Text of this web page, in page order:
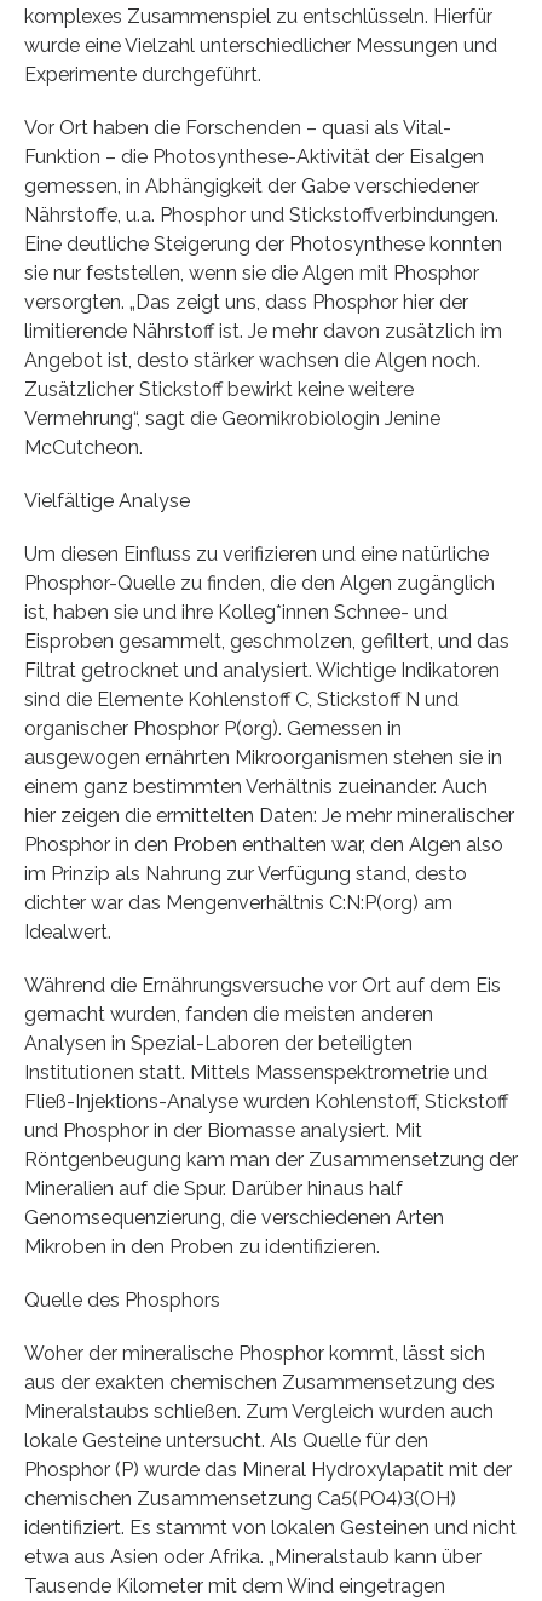
komplexes Zusammenspiel zu entschlüsseln. Hierfür
wurde eine Vielzahl unterschiedlicher Messungen und
Experimente durchgeführt.
Vor Ort haben die Forschenden – quasi als Vital-
Funktion – die Photosynthese-Aktivität der Eisalgen
gemessen, in Abhängigkeit der Gabe verschiedener
Nährstoffe, u.a. Phosphor und Stickstoffverbindungen.
Eine deutliche Steigerung der Photosynthese konnten
sie nur feststellen, wenn sie die Algen mit Phosphor
versorgten. „Das zeigt uns, dass Phosphor hier der
limitierende Nährstoff ist. Je mehr davon zusätzlich im
Angebot ist, desto stärker wachsen die Algen noch.
Zusätzlicher Stickstoff bewirkt keine weitere
Vermehrung“, sagt die Geomikrobiologin Jenine
McCutcheon.
Vielfältige Analyse
Um diesen Einfluss zu verifizieren und eine natürliche
Phosphor-Quelle zu finden, die den Algen zugänglich
ist, haben sie und ihre Kolleg*innen Schnee- und
Eisproben gesammelt, geschmolzen, gefiltert, und das
Filtrat getrocknet und analysiert. Wichtige Indikatoren
sind die Elemente Kohlenstoff C, Stickstoff N und
organischer Phosphor P(org). Gemessen in
ausgewogen ernährten Mikroorganismen stehen sie in
einem ganz bestimmten Verhältnis zueinander. Auch
hier zeigen die ermittelten Daten: Je mehr mineralischer
Phosphor in den Proben enthalten war, den Algen also
im Prinzip als Nahrung zur Verfügung stand, desto
dichter war das Mengenverhältnis C:N:P(org) am
Idealwert.
Während die Ernährungsversuche vor Ort auf dem Eis
gemacht wurden, fanden die meisten anderen
Analysen in Spezial-Laboren der beteiligten
Institutionen statt. Mittels Massenspektrometrie und
Fließ-Injektions-Analyse wurden Kohlenstoff, Stickstoff
und Phosphor in der Biomasse analysiert. Mit
Röntgenbeugung kam man der Zusammensetzung der
Mineralien auf die Spur. Darüber hinaus half
Genomsequenzierung, die verschiedenen Arten
Mikroben in den Proben zu identifizieren.
Quelle des Phosphors
Woher der mineralische Phosphor kommt, lässt sich
aus der exakten chemischen Zusammensetzung des
Mineralstaubs schließen. Zum Vergleich wurden auch
lokale Gesteine untersucht. Als Quelle für den
Phosphor (P) wurde das Mineral Hydroxylapatit mit der
chemischen Zusammensetzung Ca5(PO4)3(OH)
identifiziert. Es stammt von lokalen Gesteinen und nicht
etwa aus Asien oder Afrika. „Mineralstaub kann über
Tausende Kilometer mit dem Wind eingetragen